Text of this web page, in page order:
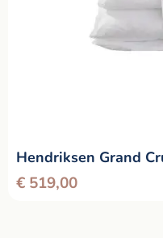
Hendriksen Grand
€ 519,00